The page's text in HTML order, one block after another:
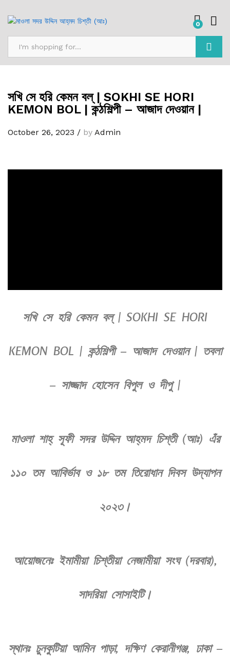
0
সখি সে হরি কেমন বল্‌ | SOKHI SE HORI
KEMON BOL | কন্ঠশিল্পী – আজাদ দেওয়ান |
October 26, 2023 / by Admin
সখি সে হরি কেমন বল্‌ | SOKHI SE HORI
KEMON BOL | কন্ঠশিল্পী – আজাদ দেওয়ান | তবলা
– সাজ্জাদ হোসেন বিপুল ও দীপু |
মাওলা শাহ্‌ সূফী সদর উদ্দিন আহ্‌মদ চিশ্‌তী (আঃ) এঁর
১১০ তম আবির্ভাব ও ১৮ তম তিরোধান দিবস উদ্‌যাপন
২০২৩।
আয়োজনেঃ ইমামীয়া চিশ্‌তীয়া নেজামীয়া সংঘ (দরবার),
সাদরিয়া সোসাইটি।
স্থানঃ চুনকুটিয়া আমিন পাড়া, দক্ষিণ কেরানীগঞ্জ, ঢাকা –